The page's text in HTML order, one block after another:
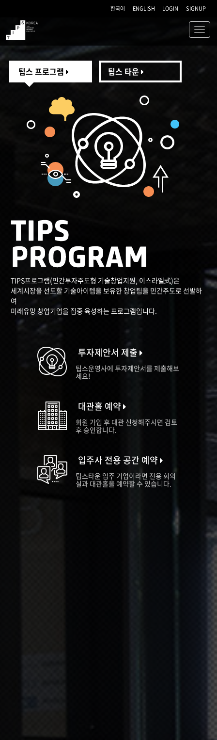
한국어 ENGLISH LOGIN SIGNUP
TIPS
팁스 프로그램 팁스 타운
TIPS프로그램(민간투자주도형 기술창업지원, 이스라엘式)은
세계시장을 선도할 기술아이템을 보유한 창업팀을 민간주도로 선발하
여
미래유망 창업기업을 집중 육성하는 프로그램입니다.
투자제안서 제출
팁스운영사에 투자제안서를 제출해보
세요!
대관홀 예약
회원 가입 후 대관 신청해주시면 검토
후 승인합니다.
입주사 전용 공간 예약
팁스타운 입주 기업이라면 전용 회의
실과 대관홀을 예약할 수 있습니다.